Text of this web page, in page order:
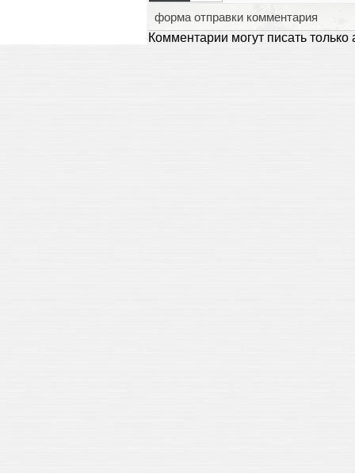
форма отправки комментария
Комментарии могут писать